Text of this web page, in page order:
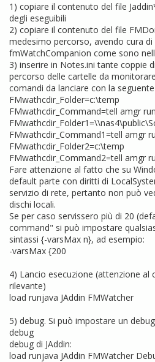
1) copiare il contenuto del file
degli eseguibili
2) copiare il contenuto del file
medesimo percorso, avendo cura
fmWatchCompanion come sono
3) inserire in Notes.ini tante coppie
percorso delle cartelle da
comandi da lanciare con la
FMwathcdir_Folder=c:\temp
FMwathcdir_Command=tell amgr
FMwathcdir_Command1=tell amgr
FMwathcdir_Folder2=c:\temp
FMwathcdir_Command2=tell amgr
Fare attenzione al fatto che su
default parte con diritti di
servizio di rete, pertanto non può
dischi locali.
Se per caso servissero più di 20
command" si può impostare
sintassi {-varsMax n}, ad esempio:
-varsMax {200
4) Lancio esecuzione (attenzione al
rilevante)
load runjava JAddin FMWatcher
5) debug. Si può impostare un
debug
debug di JAddin:
load runjava JAddin FMWatcher